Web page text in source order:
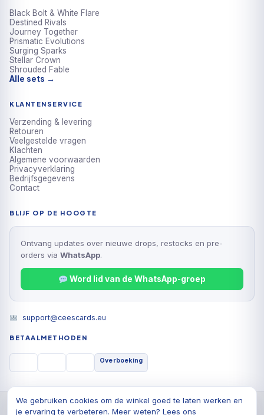
Black Bolt & White Flare
Destined Rivals
Journey Together
Prismatic Evolutions
Surging Sparks
Stellar Crown
Shrouded Fable
Alle sets →
KLANTENSERVICE
Verzending & levering
Retouren
Veelgestelde vragen
Klachten
Algemene voorwaarden
Privacyverklaring
Bedrijfsgegevens
Contact
BLIJF OP DE HOOGTE
Ontvang updates over nieuwe drops, restocks en pre-
orders via WhatsApp.
Word lid van de WhatsApp-groep
support@ceescards.eu
BETAALMETHODEN
Overboeking
© 2026 Cees Cards B.V., Alle rechten voorbehouden
We gebruiken cookies om de winkel goed te laten werken en
je ervaring te verbeteren. Meer weten? Lees ons